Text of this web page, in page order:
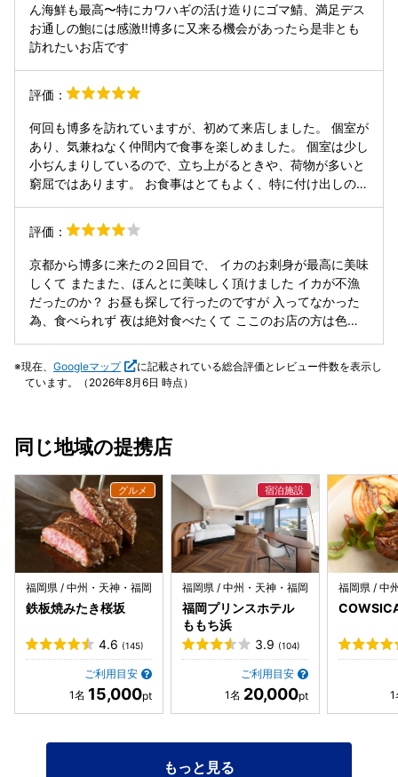
ん海鮮も最高〜特にカワハギの活け造りにゴマ鯖、満足デス
お通しの鮑には感激‼️博多に又来る機会があったら是非とも
訪れたいお店です
評価：
何回も博多を訪れていますが、初めて来店しました。 個室が
あり、気兼ねなく仲間内で食事を楽しめました。 個室は少し
小ぢんまりしているので、立ち上がるときや、荷物が多いと
窮屈ではあります。 お食事はとてもよく、特に付け出しの鮑
しく、さすがお名前どおりです。 次の訪問時もこちらに来た
いと思えるお店でした。
評価：
京都から博多に来たの２回目で、 イカのお刺身が最高に美味
しくて またまた、ほんとに美味しく頂けました イカが不漁
だったのか？ お昼も探して行ったのですが 入ってなかった
為、食べられず 夜は絶対食べたくて ここのお店の方は色々
現在、 Googleマップ
に記載されている総合評価とレビュー件数を表示し
ています。（2026年8月6日 時点）
同じ地域の提携店
福岡県 / 中州・天神・福岡
鉄板焼みたき桜坂
4.6 (145)
ご利用目安
15,000
福岡県 / 中州・天神・福岡
福岡プリンスホテル
ももち浜
3.9 (104)
ご利用目安
20,000
福岡県 / 中
もっと見る